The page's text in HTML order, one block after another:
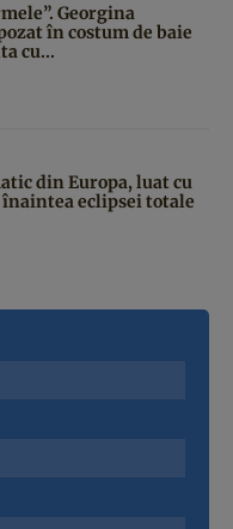
Georgina
în costum de baie
cu...
din Europa, luat cu
eclipsei totale